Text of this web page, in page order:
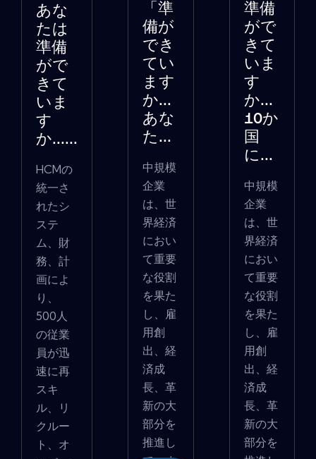
あな
たは
準備
がで
きて
いま
す
か......
HCMの
統一さ
れたシ
ステ
ム、財
務、計
画によ
り、
500人
の従業
員が迅
速に再
スキ
ル、リ
クルー
ト、オ
「準
備が
でき
てい
ます
か...
あな
た...
中規模
企業
は、世
界経済
におい
て重要
な役割
を果た
し、雇
用創
出、経
済成
長、革
新の大
部分を
推進し
準備
がで
きて
いま
す
か...
10か
国
に...
中規模
企業
は、世
界経済
におい
て重要
な役割
を果た
し、雇
用創
出、経
済成
長、革
新の大
部分を